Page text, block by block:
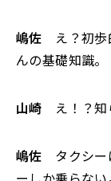
嶋佐 え？初歩
んの基礎知識。
山崎 え！？知
嶋佐 タクシー